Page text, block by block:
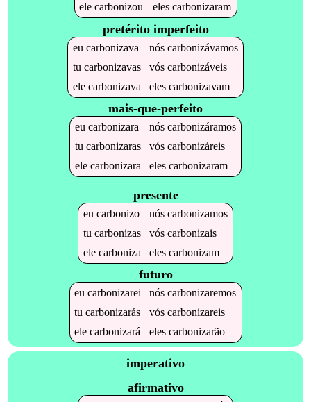
elecarbonizou elescarbonizaram
pretérito imperfeito
eu carbonizava nós carbonizávamos
tu carbonizavas vós carbonizáveis
ele carbonizava eles carbonizavam
mais-que-perfeito
eu carbonizara nós carbonizáramos
tu carbonizaras vós carbonizáreis
ele carbonizara eles carbonizaram
presente
eu carbonizo nós carbonizamos
tu carbonizas vós carbonizais
ele carboniza eles carbonizam
futuro
eucarbonizarei nóscarbonizaremos
tucarbonizarás vóscarbonizareis
elecarbonizará elescarbonizarão
imperativo
afirmativo